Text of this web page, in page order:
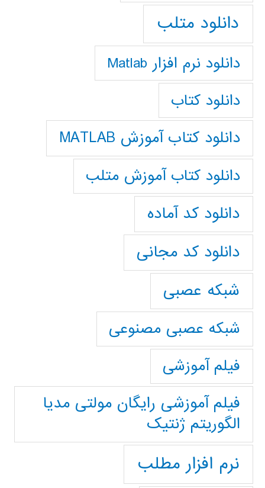
دانلود متلب
دانلود نرم افزار Matlab
دانلود کتاب
دانلود کتاب آموزش MATLAB
دانلود کتاب آموزش متلب
دانلود کد آماده
دانلود کد مجانی
شبکه عصبی
شبکه عصبی مصنوعی
فیلم آموزشی
فیلم آموزشی رایگان مولتی مدیا
الگوریتم ژنتیک
نرم افزار مطلب